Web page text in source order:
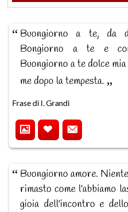
Buongiorno a te, da
Bongiorno a te e
Buongiorno a te dolce
me dopo la tempesta.
Frase di I. Grandi
Buongiorno amore.
rimasto come l'abbiamo
gioia dell'incontro e